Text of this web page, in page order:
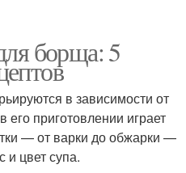
борща: 5
в зависимости от
приготовлении играет
— от варки до обжарки —
и цвет супа.